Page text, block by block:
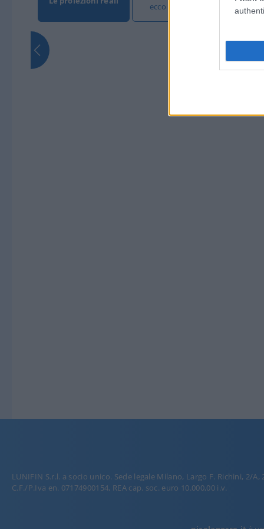
ecco gli exit poll
LUNIFIN S.r.l. a socio unico. Sede legale Milano, Largo F. Richini, 2/A,
C.F./P.Iva en. 07174900154, REA cap. soc. euro 10.000,00 i.v.